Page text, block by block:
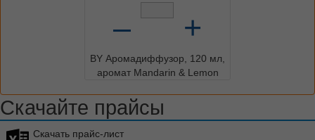
– +
BY Аромадиффузор, 120 мл,
аромат Mandarin & Lemon
Скачайте прайсы
Скачать прайс-лист